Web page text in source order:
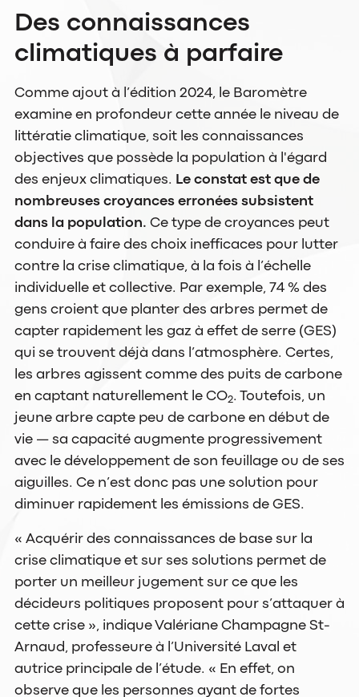
Des connaissances
climatiques à parfaire
Comme ajout à l’édition 2024, le Baromètre
examine en profondeur cette année le niveau de
littératie climatique, soit les connaissances
objectives que possède la population à l'égard
des enjeux climatiques. Le constat est que de
nombreuses croyances erronées subsistent
dans la population. Ce type de croyances peut
conduire à faire des choix inefficaces pour lutter
contre la crise climatique, à la fois à l’échelle
individuelle et collective. Par exemple, 74 % des
gens croient que planter des arbres permet de
capter rapidement les gaz à effet de serre (GES)
qui se trouvent déjà dans l’atmosphère. Certes,
les arbres agissent comme des puits de carbone
en captant naturellement le CO2. Toutefois, un
jeune arbre capte peu de carbone en début de
vie — sa capacité augmente progressivement
avec le développement de son feuillage ou de ses
aiguilles. Ce n’est donc pas une solution pour
diminuer rapidement les émissions de GES.
« Acquérir des connaissances de base sur la
crise climatique et sur ses solutions permet de
porter un meilleur jugement sur ce que les
décideurs politiques proposent pour s’attaquer à
cette crise », indique Valériane Champagne St-
Arnaud, professeure à l’Université Laval et
autrice principale de l’étude. « En effet, on
observe que les personnes ayant de fortes